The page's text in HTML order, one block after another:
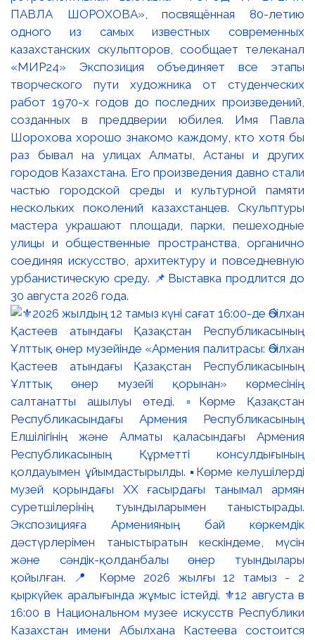
ПАВЛА ШОРОХОВА», посвящённая 80-летию
одного из самых известных современных
казахстанских скульпторов, сообщает телеканал
«МИР24» Экспозиция объединяет все этапы
творческого пути художника от студенческих
работ 1970-х годов до последних произведений,
созданных в преддверии юбилея. Имя Павла
Шорохова хорошо знакомо каждому, кто хотя бы
раз бывал на улицах Алматы, Астаны и других
городов Казахстана. Его произведения давно стали
частью городской среды и культурной памяти
нескольких поколений казахстанцев. Скульптуры
мастера украшают площади, парки, пешеходные
улицы и общественные пространства, органично
соединяя искусство, архитектуру и повседневную
урбанистическую среду. 📌Выставка продлится до
30 августа 2026 года.